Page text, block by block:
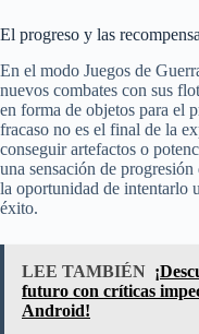
El progreso y las
En el modo Juegos de
nuevos combates con sus
en forma de objetos para el
fracaso no es el final de la
conseguir artefactos o
una sensación de
la oportunidad de intentarlo
éxito.
LEE TAMBIÉN
futuro con críticas
Android!